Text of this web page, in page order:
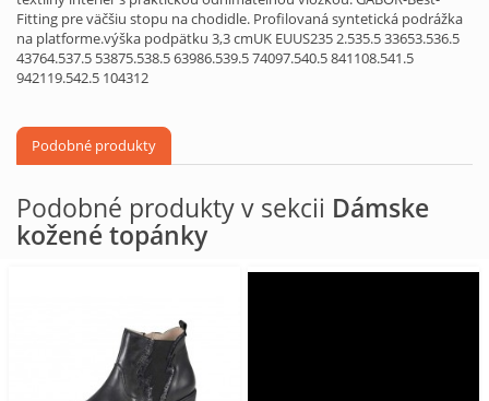
Fitting pre väčšiu stopu na chodidle. Profilovaná syntetická podrážka
na platforme.výška podpätku 3,3 cmUK EUUS235 2.535.5 33653.536.5
43764.537.5 53875.538.5 63986.539.5 74097.540.5 841108.541.5
942119.542.5 104312
Podobné produkty
Podobné produkty v sekcii Dámske
kožené topánky